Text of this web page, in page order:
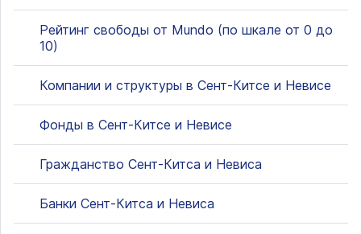
Рейтинг свободы от Mundo (по шкале от 0 до
10)
Компании и структуры в Сент-Китсе и Невисе
Фонды в Сент-Китсе и Невисе
Гражданство Сент-Китса и Невиса
Банки Сент-Китса и Невиса